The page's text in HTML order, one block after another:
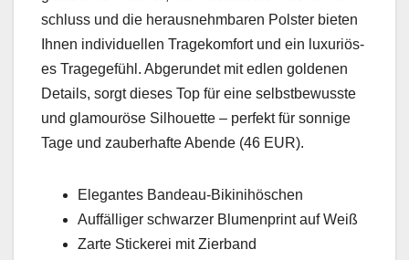
schluss und die her­aus­nehm­baren Pol­ster bieten
Ihnen indi­vidu­ellen Tragekom­fort und ein lux­u­riös­
es Tragege­fühl. Abgerun­det mit edlen gold­e­nen
Details, sorgt dieses Top für eine selb­st­be­wusste
und glam­ouröse Sil­hou­ette – per­fekt für son­nige
Tage und zauber­hafte Abende (46 EUR).
Ele­gantes Ban­deau-Bikini­höschen
Auf­fäl­liger schwarz­er Blu­men­print auf Weiß
Zarte Stick­erei mit Zier­band